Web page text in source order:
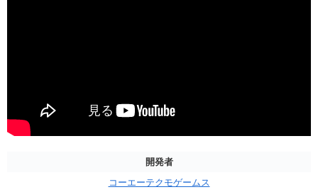
開発者
コーエーテクモゲームス